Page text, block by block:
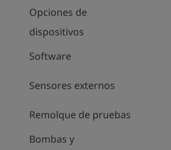
Opciones de
dispositivos
Software
Sensores externos
Remolque de pruebas
Bombas y